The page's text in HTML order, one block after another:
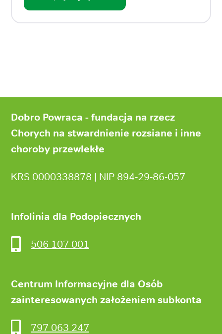
stronyDobro Powraca - fundacja na rzecz
Chorych na stwardnienie rozsiane i inne
choroby przewlekłe
KRS 0000338878 | NIP 894‑29‑86‑057
Infolinia dla Podopiecznych
506 107 001
Centrum Informacyjne dla Osób
zainteresowanych założeniem subkonta
797 063 247